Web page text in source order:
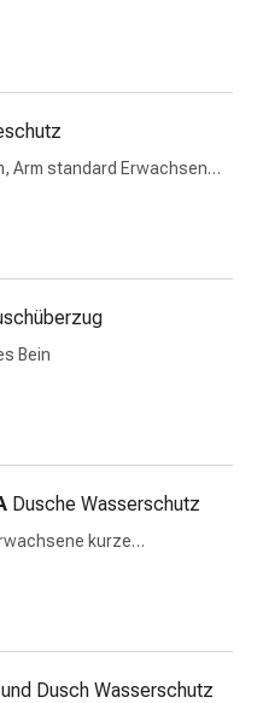
Arm standard Erwachsene
Bein
Dusche Wasserschutz
kurze
Dusch Wasserschutz